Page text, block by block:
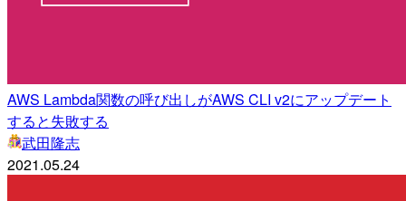
AWS Lambda関数の呼び出しがAWS CLI v2にアップデート
すると失敗する
武田隆志
2021.05.24